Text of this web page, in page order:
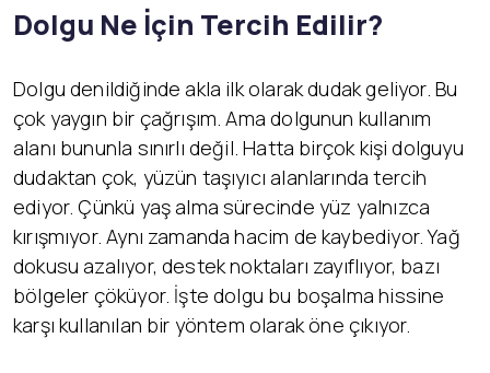
Dolgu Ne İçin Tercih Edilir?
Dolgu denildiğinde akla ilk olarak dudak geliyor. Bu
çok yaygın bir çağrışım. Ama dolgunun kullanım
alanı bununla sınırlı değil. Hatta birçok kişi dolguyu
dudaktan çok, yüzün taşıyıcı alanlarında tercih
ediyor. Çünkü yaş alma sürecinde yüz yalnızca
kırışmıyor. Aynı zamanda hacim de kaybediyor. Yağ
dokusu azalıyor, destek noktaları zayıflıyor, bazı
bölgeler çöküyor. İşte dolgu bu boşalma hissine
karşı kullanılan bir yöntem olarak öne çıkıyor.